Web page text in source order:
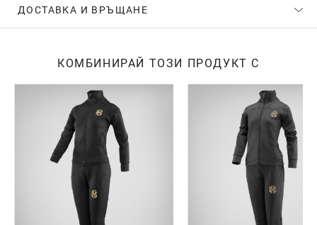
ДОСТАВКА И ВРЪЩАНЕ
КОМБИНИРАЙ ТОЗИ ПРОДУКТ С